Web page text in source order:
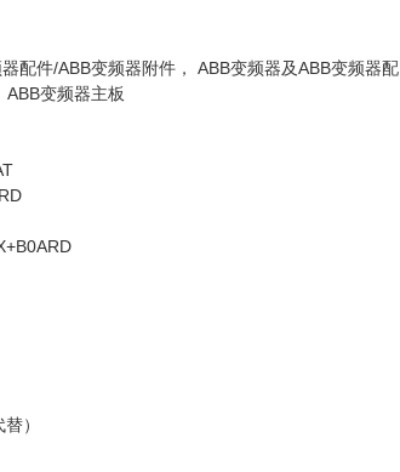
配件/ABB变频器附件， ABB变频器及ABB变频器配
变频器主板
）